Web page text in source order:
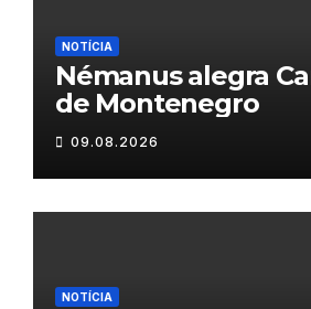
NOTÍCIA
Némanus alegra
de Montenegro
09.08.2026
NOTÍCIA